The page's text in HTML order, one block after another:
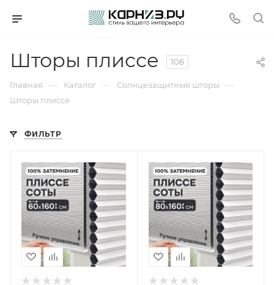
Шторы плиссе 106
Главная — Каталог — Солнцезащитные шторы —
Шторы плиссе
ФИЛЬТР